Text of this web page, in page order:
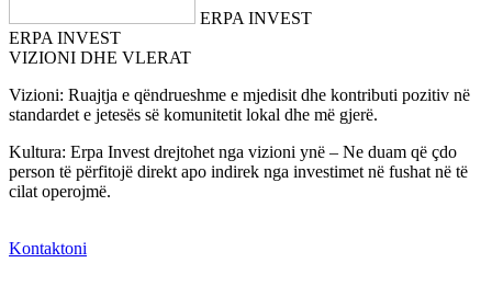
ERPA INVEST
ERPA INVEST
VIZIONI DHE VLERAT
Vizioni: Ruajtja e qëndrueshme e mjedisit dhe kontributi pozitiv në
standardet e jetesës së komunitetit lokal dhe më gjerë.
Kultura: Erpa Invest drejtohet nga vizioni ynë – Ne duam që çdo
person të përfitojë direkt apo indirek nga investimet në fushat në të
cilat operojmë.
Kontaktoni